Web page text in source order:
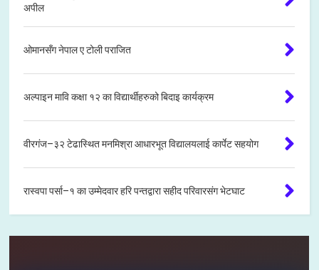
अपील
ओमानसँग नेपाल ए टोली पराजित
अल्पाइन मावि कक्षा १२ का विद्यार्थीहरुको बिदाइ कार्यक्रम
वीरगंज–३२ टेढास्थित मनमिश्रा आधारभूत विद्यालयलाई कार्पेट सहयोग
रास्वपा पर्सा–१ का उम्मेदवार हरि पन्तद्वारा सहीद परिवारसंग भेटघाट